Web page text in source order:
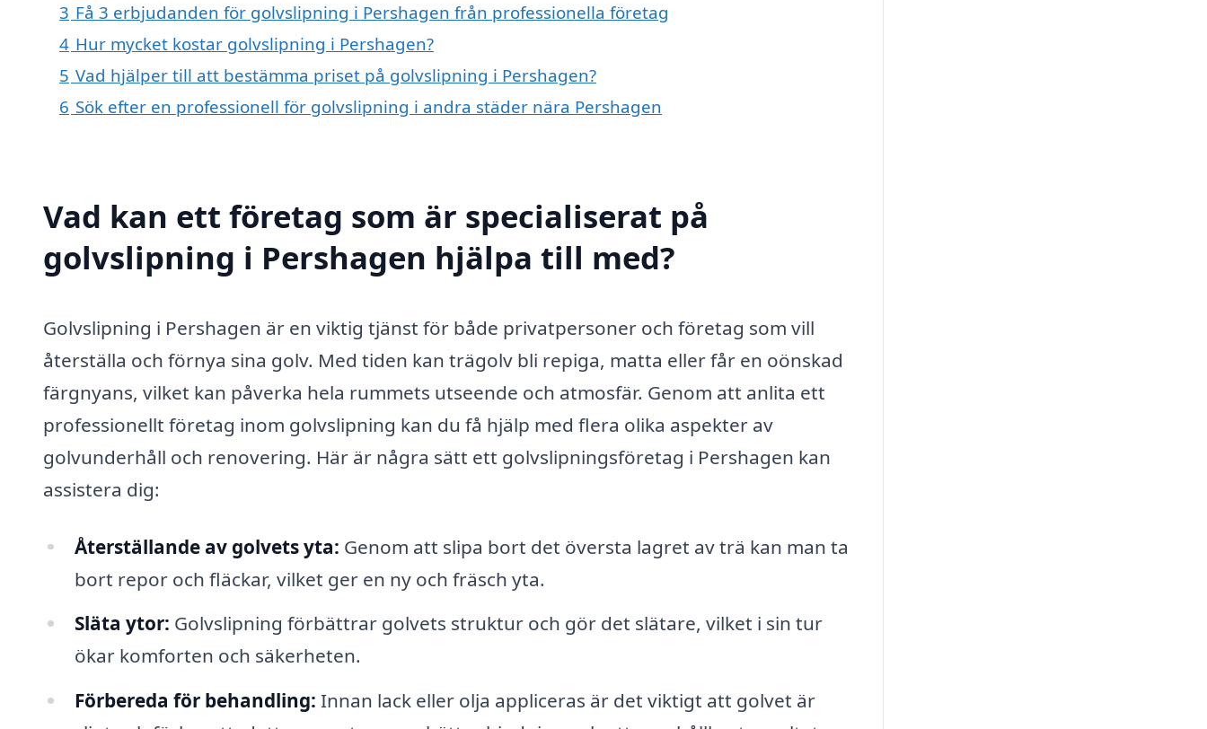
3 Få 3 erbjudanden för golvslipning i Pershagen från professionella företag
4 Hur mycket kostar golvslipning i Pershagen?
5 Vad hjälper till att bestämma priset på golvslipning i Pershagen?
6 Sök efter en professionell för golvslipning i andra städer nära Pershagen
Vad kan ett företag som är specialiserat på
golvslipning i Pershagen hjälpa till med?
Golvslipning i Pershagen är en viktig tjänst för både privatpersoner och företag som vill
återställa och förnya sina golv. Med tiden kan trägolv bli repiga, matta eller får en oönskad
färgnyans, vilket kan påverka hela rummets utseende och atmosfär. Genom att anlita ett
professionellt företag inom golvslipning kan du få hjälp med flera olika aspekter av
golvunderhåll och renovering. Här är några sätt ett golvslipningsföretag i Pershagen kan
assistera dig:
Återställande av golvets yta: Genom att slipa bort det översta lagret av trä kan man ta
bort repor och fläckar, vilket ger en ny och fräsch yta.
Släta ytor: Golvslipning förbättrar golvets struktur och gör det slätare, vilket i sin tur
ökar komforten och säkerheten.
Förbereda för behandling: Innan lack eller olja appliceras är det viktigt att golvet är